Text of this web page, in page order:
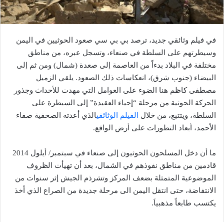
في فيلم وثائقي جديد، ترصد بي بي سي صعود الحوثيين في اليمن
وسيطرتهم على السلطة في صنعاء، وتسجل عبره، من مناطق
مختلفة في البلاد بدءاً من العاصمة إلى صعدة (شمال) ومن ثم إلى
البيضاء (جنوب شرق)، انعكاسات ذلك الصعود. يلقي الزميل
مصطفى كاظم هنا الضوء على العوامل التي مهدت للأحداث وجذور
الحركة الحوثية من مرحلة “إحياء العقيدة” إلى السيطرة على
السلطة، ويتتبع، من خلال
الفيلم الوثائقيالذي أعدته الصحفية صفاء
الأحمد، أبعاد التطورات على أرض الواقع.
ما أن دخل المسلحون الحوثيون إلى صنعاء في سبتمبر/ أيلول 2014
قادمين من مناطق نفوذهم في الشمال، بعد أن تهيأت الظروف
الموضوعية المتمثلة بضعف المركز وتشرذم الجيش إثر سنوات من
الانتفاضة، حتى انتقل اليمن الى مرحلة جديدة من الصراع الذي أخذ
يكتسب طابعاً مذهبياَ.